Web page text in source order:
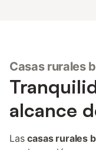
Casas rurales
alcance
Lascasas rurales